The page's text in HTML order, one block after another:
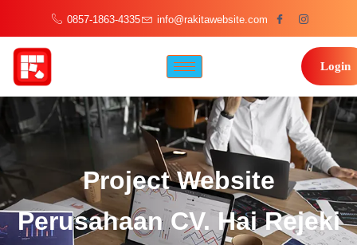
0857-1863-4335 info@rakitawebsite.com
Login
Project Website
Perusahaan CV. Hai Rejeki